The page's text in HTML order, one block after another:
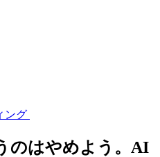
ング
のはやめよう。AI